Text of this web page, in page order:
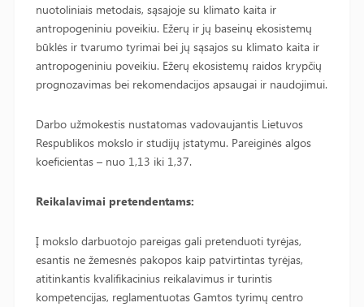
nuotoliniais metodais, sąsajoje su klimato kaita ir
antropogeniniu poveikiu. Ežerų ir jų baseinų ekosistemų
būklės ir tvarumo tyrimai bei jų sąsajos su klimato kaita ir
antropogeniniu poveikiu. Ežerų ekosistemų raidos krypčių
prognozavimas bei rekomendacijos apsaugai ir naudojimui.
Darbo užmokestis nustatomas vadovaujantis Lietuvos
Respublikos mokslo ir studijų įstatymu. Pareiginės algos
koeficientas – nuo 1,13 iki 1,37.
Reikalavimai pretendentams:
Į mokslo darbuotojo pareigas gali pretenduoti tyrėjas,
esantis ne žemesnės pakopos kaip patvirtintas tyrėjas,
atitinkantis kvalifikacinius reikalavimus ir turintis
kompetencijas, reglamentuotas Gamtos tyrimų centro